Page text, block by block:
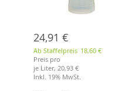
24,91 €
Ab Staffelpreis 18,60 €
Preis pro
je Liter, 20,93 €
Inkl. 19% MwSt.